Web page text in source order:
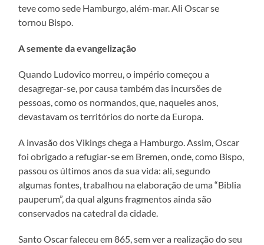
teve como sede Hamburgo, além-mar. Ali Oscar se
tornou Bispo.
A semente da evangelização
Quando Ludovico morreu, o império começou a
desagregar-se, por causa também das incursões de
pessoas, como os normandos, que, naqueles anos,
devastavam os territórios do norte da Europa.
A invasão dos Vikings chega a Hamburgo. Assim, Oscar
foi obrigado a refugiar-se em Bremen, onde, como Bispo,
passou os últimos anos da sua vida: ali, segundo
algumas fontes, trabalhou na elaboração de uma “Biblia
pauperum”, da qual alguns fragmentos ainda são
conservados na catedral da cidade.
Santo Oscar faleceu em 865, sem ver a realização do seu